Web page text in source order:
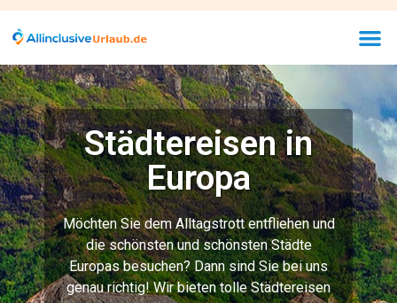
Städtereisen in
Europa
Möchten Sie dem Alltagstrott entfliehen und
die schönsten und schönsten Städte
Europas besuchen? Dann sind Sie bei uns
genau richtig! Wir bieten tolle Städtereisen